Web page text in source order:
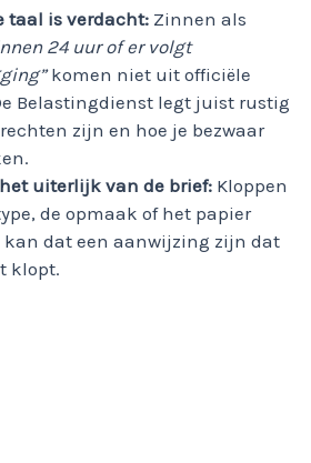
taal is verdacht: Zinnen als
24 uur of er volgt
komen niet uit officiële
Belastingdienst legt juist rustig
zijn en hoe je bezwaar
uiterlijk van de brief: Kloppen
de opmaak of het papier
kan dat een aanwijzing zijn dat
klopt.